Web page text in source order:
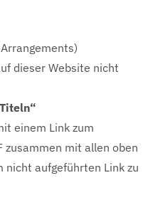
dieser Website nicht
einem Link zum
zusammen mit allen oben
nicht aufgeführten Link zu